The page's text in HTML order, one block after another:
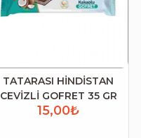
TATARASI HİNDİSTAN
CEVİZLİ GOFRET 35 GR
15,00₺